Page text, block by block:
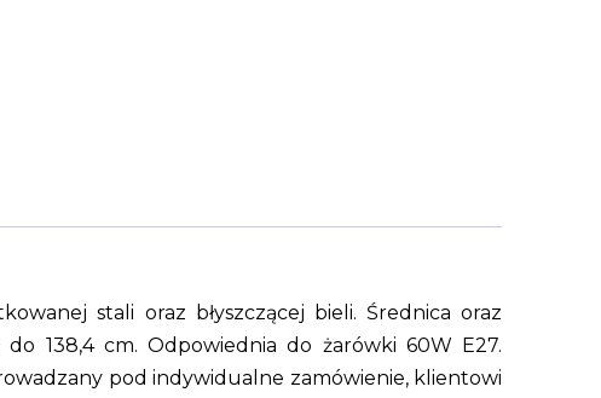
stali oraz błyszczącej bieli. Średnica oraz
138,4 cm. Odpowiednia do żarówki 60W E27.
pod indywidualne zamówienie, klientowi